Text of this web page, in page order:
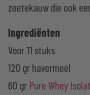
zoetekauw die ook
Ingrediënten
Voor 11 stuks
120 gr havermeel
60 gr Pure Whey